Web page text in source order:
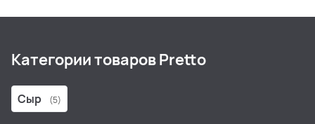
Категории товаров Pretto
Сыр (5)